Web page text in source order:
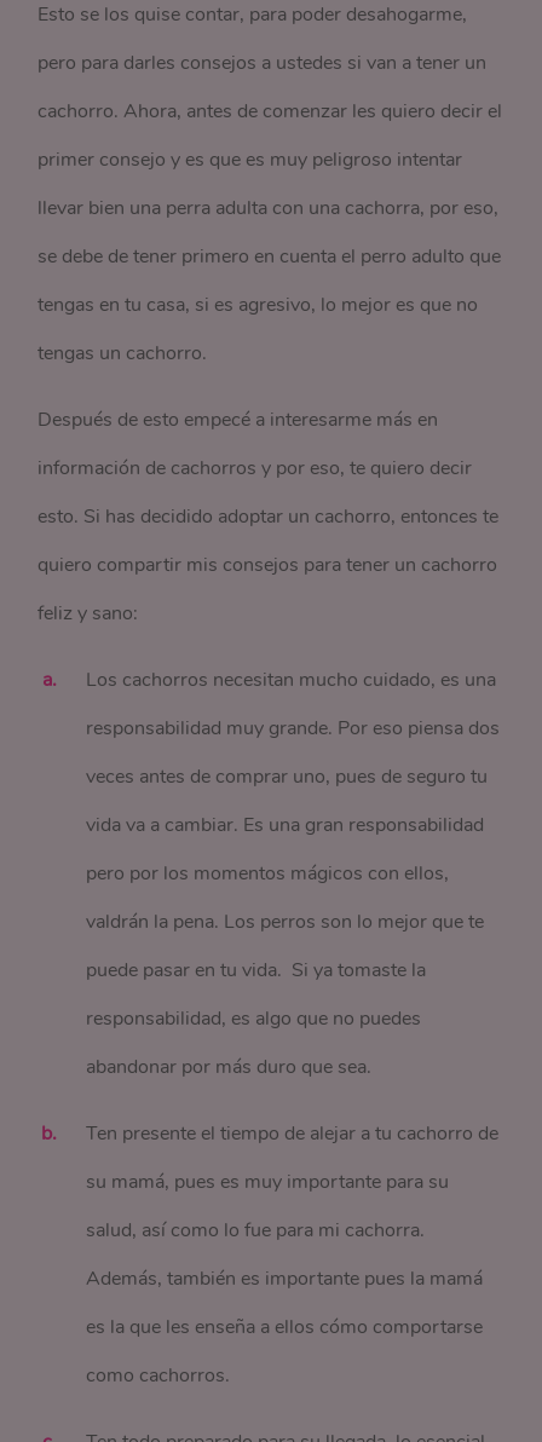
Esto se los quise contar, para poder desahogarme,
pero para darles consejos a ustedes si van a tener un
cachorro. Ahora, antes de comenzar les quiero decir el
primer consejo y es que es muy peligroso intentar
llevar bien una perra adulta con una cachorra, por eso,
se debe de tener primero en cuenta el perro adulto que
tengas en tu casa, si es agresivo, lo mejor es que no
tengas un cachorro.
Después de esto empecé a interesarme más en
información de cachorros y por eso, te quiero decir
esto. Si has decidido adoptar un cachorro, entonces te
quiero compartir mis consejos para tener un cachorro
feliz y sano:
Los cachorros necesitan mucho cuidado, es una
responsabilidad muy grande. Por eso piensa dos
veces antes de comprar uno, pues de seguro tu
vida va a cambiar. Es una gran responsabilidad
pero por los momentos mágicos con ellos,
valdrán la pena. Los perros son lo mejor que te
puede pasar en tu vida. Si ya tomaste la
responsabilidad, es algo que no puedes
abandonar por más duro que sea.
Ten presente el tiempo de alejar a tu cachorro de
su mamá, pues es muy importante para su
salud, así como lo fue para mi cachorra.
Además, también es importante pues la mamá
es la que les enseña a ellos cómo comportarse
como cachorros.